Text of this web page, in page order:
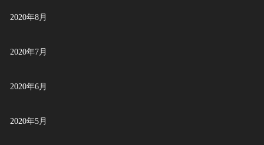
2020年8月
2020年7月
2020年6月
2020年5月